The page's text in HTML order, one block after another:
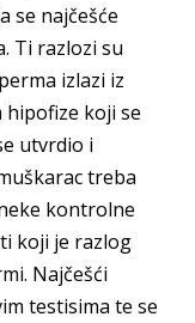
se najčešće
Ti razlozi su
izlazi iz
koji se
utvrdio i
treba
kontrolne
koji je razlog
Najčešći
testisima te se